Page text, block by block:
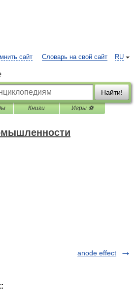
RU
сайт Словарь на свой сайт
Найти!
Книги Игры ⚽
anode effect